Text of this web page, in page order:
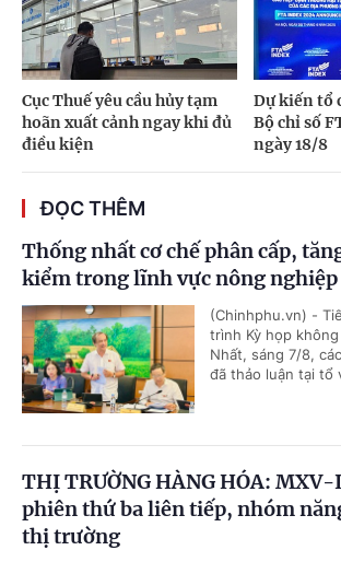
Cục Thuế yêu cầu hủy tạm
hoãn xuất cảnh ngay khi đủ
điều kiện
Dự kiến tổ
Bộ chỉ số
ngày 18/8
ĐỌC THÊM
Thống nhất cơ chế phân cấp,
kiểm trong lĩnh vực nông nghiệp
(Chinhphu.vn) -
trình Kỳ họp
Nhất, sáng 7/8,
đã thảo luận tại tổ
THỊ TRƯỜNG HÀNG HÓA:
phiên thứ ba liên tiếp, nhóm
thị trường